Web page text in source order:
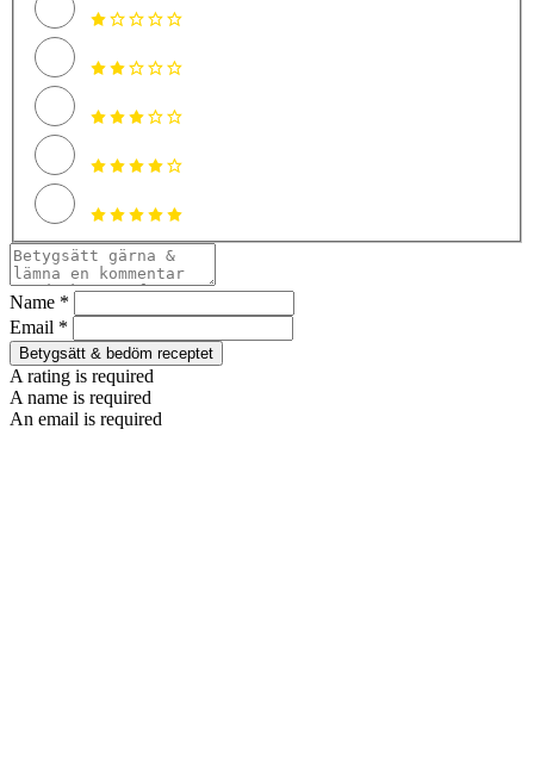
Name *
Email *
Betygsätt & bedöm receptet
A rating is required
A name is required
An email is required